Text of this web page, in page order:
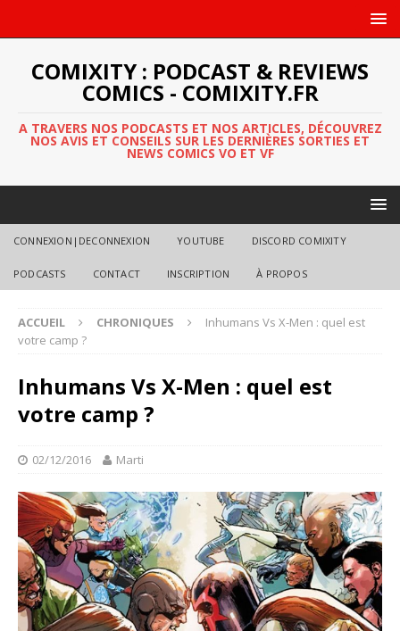
COMIXITY : PODCAST & REVIEWS
COMICS - COMIXITY.FR
A TRAVERS NOS PODCASTS ET NOS ARTICLES, DÉCOUVREZ
NOS AVIS ET CONSEILS SUR LES DERNIÈRES SORTIES ET
NEWS COMICS VO ET VF
CONNEXION|DECONNEXION YOUTUBE DISCORD COMIXITY
PODCASTS CONTACT INSCRIPTION À PROPOS
ACCUEIL CHRONIQUES
Inhumans Vs X-Men : quel est
votre camp ?
Inhumans Vs X-Men : quel est
votre camp ?
02/12/2016 Marti